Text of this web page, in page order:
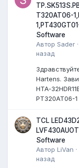
T320AT06-
Software
АвторSader ·
назад
Hartens.
PT320AT06-1
TCL
Software
АвторLiVan ·
назад